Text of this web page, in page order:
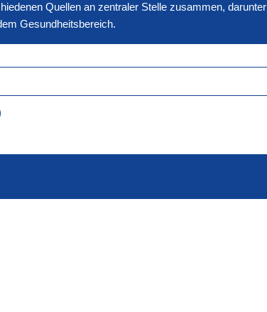
Quellen an zentraler Stelle zusammen,
Gesundheitsbereich.